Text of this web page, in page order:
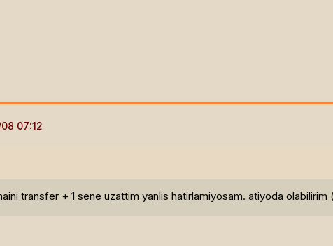
transfer + 1 sene uzattim yanlis hatirlamiyosam. atiyoda